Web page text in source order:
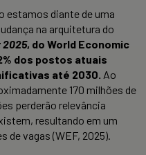
estamos diante de uma
na arquitetura do
2025, do World Economic
dos postos atuais
até 2030. Ao
170 milhões de
perderão relevância
resultando em um
de vagas (WEF, 2025).